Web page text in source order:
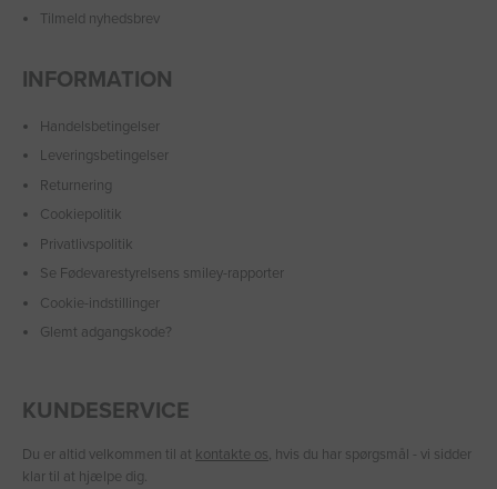
Tilmeld nyhedsbrev
INFORMATION
Handelsbetingelser
Leveringsbetingelser
Returnering
Cookiepolitik
Privatlivspolitik
Se Fødevarestyrelsens smiley-rapporter
Cookie-indstillinger
Glemt adgangskode?
KUNDESERVICE
Du er altid velkommen til at kontakte os, hvis du har spørgsmål - vi sidder
klar til at hjælpe dig.